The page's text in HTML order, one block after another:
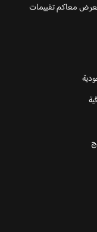
معاكم تقييمات